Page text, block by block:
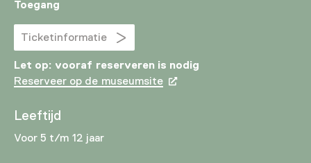
Toegang
Ticketinformatie
Let op: vooraf reserveren is nodig
Reserveer op de museumsite
Leeftijd
Voor 5 t/m 12 jaar